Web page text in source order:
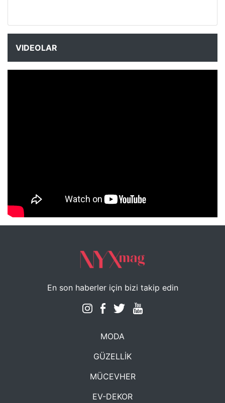
VIDEOLAR
NYXmag 2. Yaş Kutlama Etkinliği
En son haberler için bizi takip edin
MODA
GÜZELLİK
MÜCEVHER
EV-DEKOR